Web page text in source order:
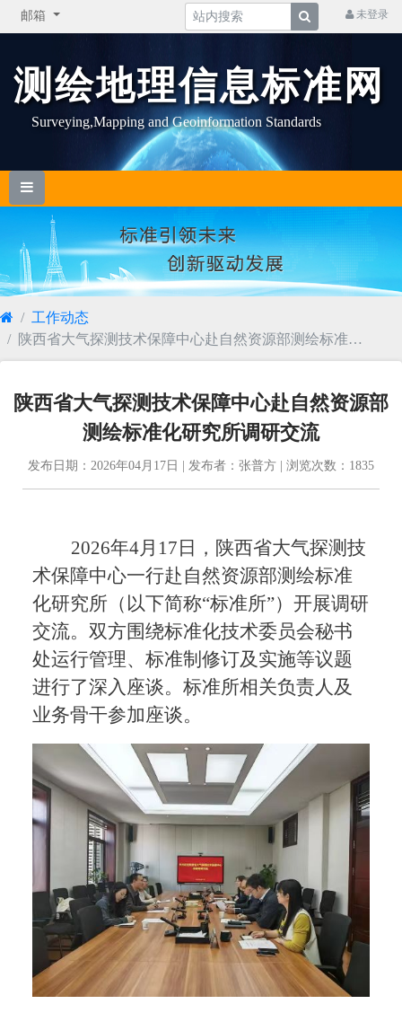
邮箱 未登录
测绘地理信息标准网
Surveying,Mapping and Geoinformation Standards
工作动态
陕西省大气探测技术保障中心赴自然资源部测绘标准化
研究所调研交流
陕西省大气探测技术保障中心赴自然资源部
测绘标准化研究所调研交流
发布日期：2026年04月17日 | 发布者：张普方 | 浏览次数：1835
2026年4月17日，陕西省大气探测技
术保障中心一行赴自然资源部测绘标准
化研究所（以下简称“标准所”）开展调研
交流。双方围绕标准化技术委员会秘书
处运行管理、标准制修订及实施等议题
进行了深入座谈。标准所相关负责人及
业务骨干参加座谈。